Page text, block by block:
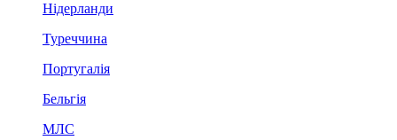
Нідерланди
Туреччина
Португалія
Бельгія
МЛС